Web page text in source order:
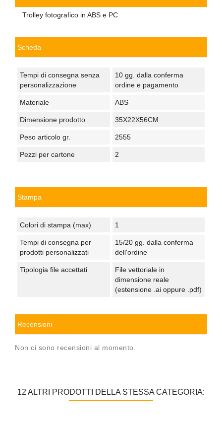
Trolley fotografico in ABS e PC
Scheda
Tempi di consegna senza
personalizzazione
10 gg. dalla conferma
ordine e pagamento
Materiale ABS
Dimensione prodotto 35X22X56CM
Peso articolo gr. 2555
Pezzi per cartone 2
Stampa
Colori di stampa (max) 1
Tempi di consegna per
prodotti personalizzati
15/20 gg. dalla conferma
dell'ordine
Tipologia file accettati
File vettoriale in
dimensione reale
(estensione .ai oppure .pdf)
Recensioni
Non ci sono recensioni al momento.
12 ALTRI PRODOTTI DELLA STESSA CATEGORIA: